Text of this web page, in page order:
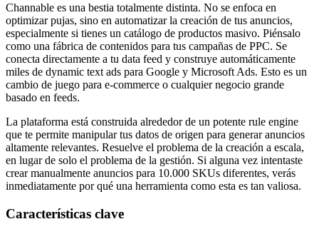
Channable es una bestia totalmente distinta. No se enfoca en
optimizar pujas, sino en automatizar la creación de tus anuncios,
especialmente si tienes un catálogo de productos masivo. Piénsalo
como una fábrica de contenidos para tus campañas de PPC. Se
conecta directamente a tu data feed y construye automáticamente
miles de dynamic text ads para Google y Microsoft Ads. Esto es un
cambio de juego para e-commerce o cualquier negocio grande
basado en feeds.
La plataforma está construida alrededor de un potente rule engine
que te permite manipular tus datos de origen para generar anuncios
altamente relevantes. Resuelve el problema de la creación a escala,
en lugar de solo el problema de la gestión. Si alguna vez intentaste
crear manualmente anuncios para 10.000 SKUs diferentes, verás
inmediatamente por qué una herramienta como esta es tan valiosa.
Características clave